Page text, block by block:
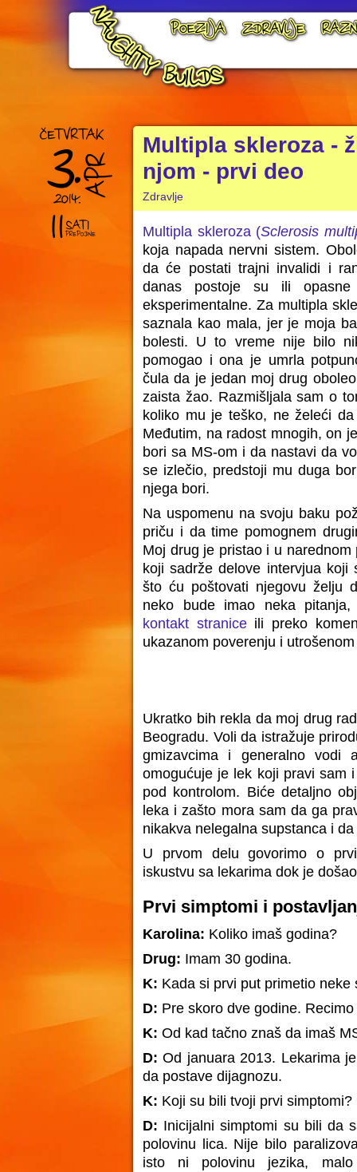
Multipla skleroza -
njom - prvi deo
Zdravlje
Multipla skleroza (Sclerosis
koja napada nervni sistem.
da će postati trajni invalidi i
danas postoje su ili
eksperimentalne. Za multipla
saznala kao mala, jer je moja
bolesti. U to vreme nije bilo
pomogao i ona je umrla
čula da je jedan moj drug
zaista žao. Razmišljala sam o
koliko mu je teško, ne želeći
Međutim, na radost mnogih, on
bori sa MS-om i da nastavi da
se izlečio, predstoji mu duga
njega bori.
Na uspomenu na svoju baku
priču i da time pomognem
Moj drug je pristao i u
koji sadrže delove intervjua
što ću poštovati njegovu želju
neko bude imao neka
kontakt straniceili preko
ukazanom poverenju i
Ukratko bih rekla da moj drug
Beogradu. Voli da istražuje
gmizavcima i generalno
omogućuje je lek koji pravi sam
pod kontrolom. Biće detaljno
leka i zašto mora sam da ga
nikakva nelegalna supstanca i
U prvom delu govorimo o
iskustvu sa lekarima dok je
Prvi simptomi i
Karolina: Koliko imaš godina?
Drug: Imam 30 godina.
K: Kada si prvi put primetio neke
D: Pre skoro dve godine.
K: Od kad tačno znaš da imaš
D: Od januara 2013. Lekarima
da postave dijagnozu.
K: Koji su bili tvoji prvi simptomi?
D: Inicijalni simptomi su bili da
polovinu lica. Nije bilo
isto ni polovinu jezika,